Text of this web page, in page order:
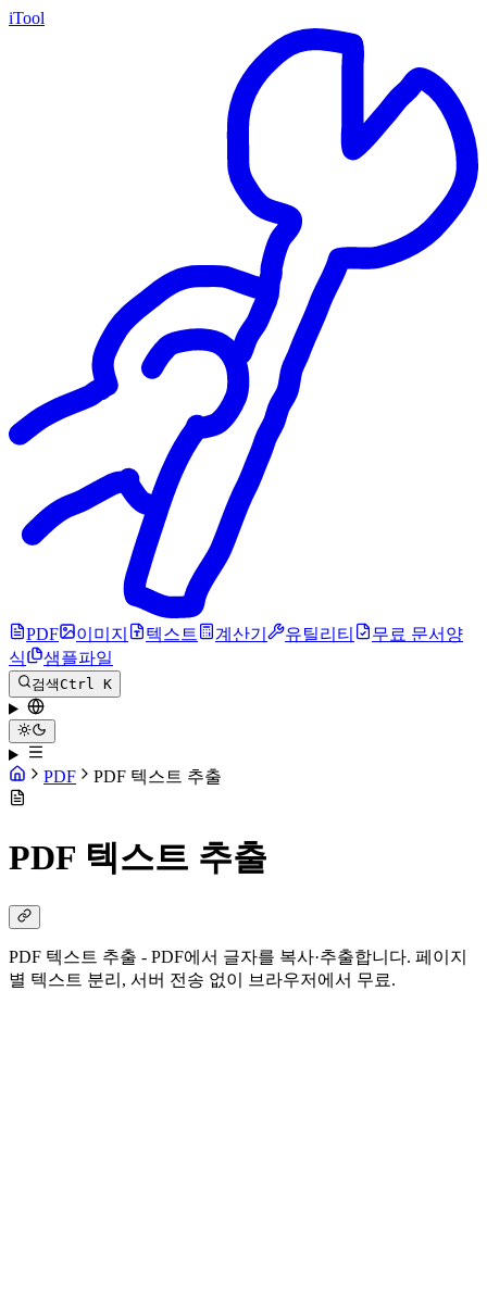
iTool
PDF 이미지 텍스트 계산기 유틸리티
무료 문서양
식
샘플파일
검색Ctrl K
PDF PDF 텍스트 추출
PDF 텍스트 추출
PDF 텍스트 추출 - PDF에서 글자를 복사·추출합니다. 페이지
별 텍스트 분리, 서버 전송 없이 브라우저에서 무료.